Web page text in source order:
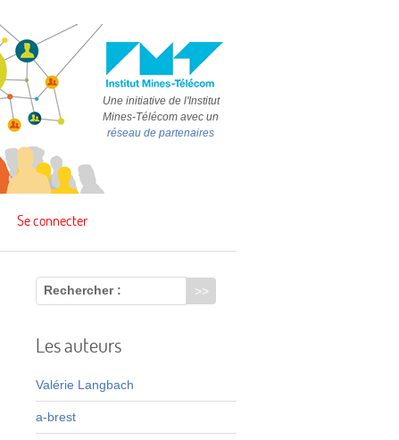
Une initiative de l'Institut
Mines-Télécom avec un
réseau de partenaires
Se connecter
Rechercher :
Les auteurs
Valérie Langbach
a-brest